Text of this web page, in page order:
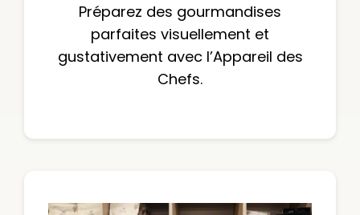
Préparez des gourmandises
parfaites visuellement et
gustativement avec l’Appareil des
Chefs.